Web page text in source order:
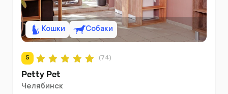
Кошки Собаки
5 (74)
Petty Pet
Челябинск